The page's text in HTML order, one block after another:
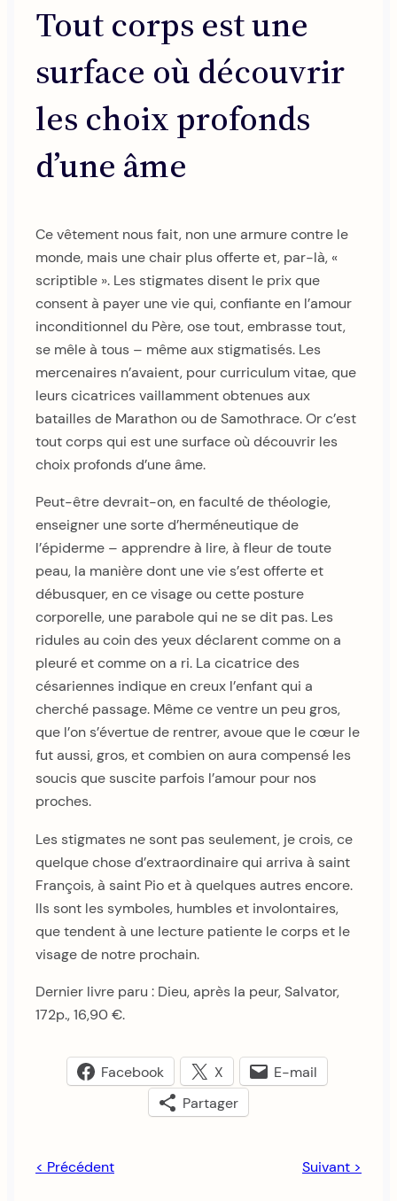
Tout corps est une
surface où découvrir
les choix profonds
d’une âme
Ce vêtement nous fait, non une armure contre le
monde, mais une chair plus offerte et, par-là, «
scriptible ». Les stigmates disent le prix que
consent à payer une vie qui, confiante en l’amour
inconditionnel du Père, ose tout, embrasse tout,
se mêle à tous – même aux stigmatisés. Les
mercenaires n’avaient, pour curriculum vitae, que
leurs cicatrices vaillamment obtenues aux
batailles de Marathon ou de Samothrace. Or c’est
tout corps qui est une surface où découvrir les
choix profonds d’une âme.
Peut-être devrait-on, en faculté de théologie,
enseigner une sorte d’herméneutique de
l’épiderme – apprendre à lire, à fleur de toute
peau, la manière dont une vie s’est offerte et
débusquer, en ce visage ou cette posture
corporelle, une parabole qui ne se dit pas. Les
ridules au coin des yeux déclarent comme on a
pleuré et comme on a ri. La cicatrice des
césariennes indique en creux l’enfant qui a
cherché passage. Même ce ventre un peu gros,
que l’on s’évertue de rentrer, avoue que le cœur le
fut aussi, gros, et combien on aura compensé les
soucis que suscite parfois l’amour pour nos
proches.
Les stigmates ne sont pas seulement, je crois, ce
quelque chose d’extraordinaire qui arriva à saint
François, à saint Pio et à quelques autres encore.
Ils sont les symboles, humbles et involontaires,
que tendent à une lecture patiente le corps et le
visage de notre prochain.
Dernier livre paru : Dieu, après la peur, Salvator,
172p., 16,90 €.
Facebook X
E-mail
Partager
< Précédent Suivant >